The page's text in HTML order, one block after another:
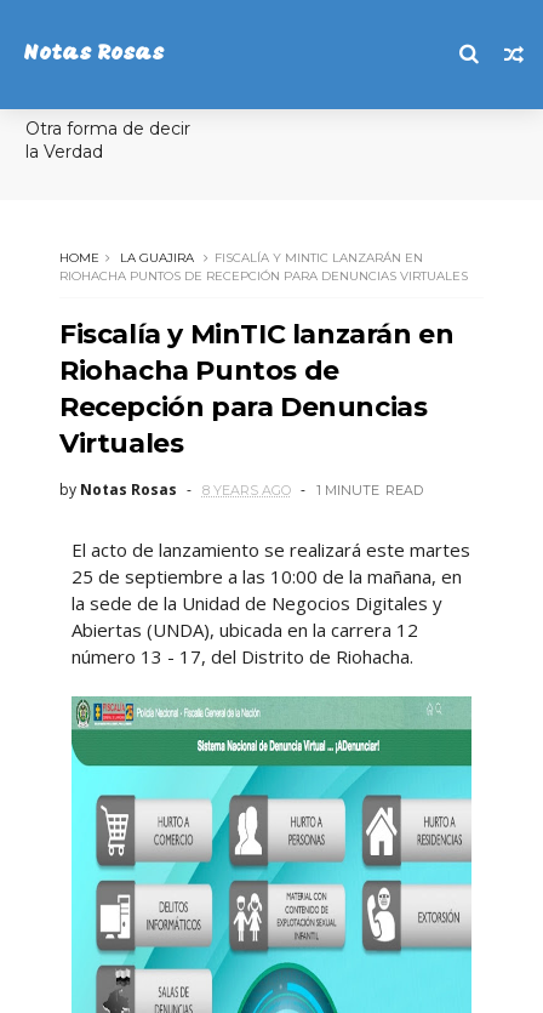
Notas Rosas
Otra forma de decir
la Verdad
HOME LA GUAJIRA
FISCALÍA Y MINTIC LANZARÁN EN
RIOHACHA PUNTOS DE RECEPCIÓN PARA DENUNCIAS VIRTUALES
Fiscalía y MinTIC lanzarán en
Riohacha Puntos de
Recepción para Denuncias
Virtuales
by Notas Rosas 8 YEARS AGO 1 MINUTE READ
El acto de lanzamiento se realizará este martes
25 de septiembre a las 10:00 de la mañana, en
la sede de la Unidad de Negocios Digitales y
Abiertas (UNDA), ubicada en la carrera 12
número 13 - 17, del Distrito de Riohacha.